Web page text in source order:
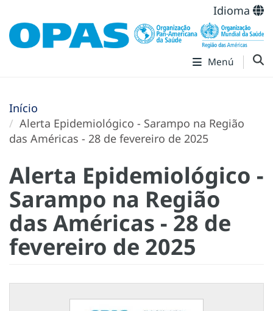
Idioma
Menú
Início
Alerta Epidemiológico - Sarampo na Região
das Américas - 28 de fevereiro de 2025
Alerta Epidemiológico -
Sarampo na Região
das Américas - 28 de
fevereiro de 2025